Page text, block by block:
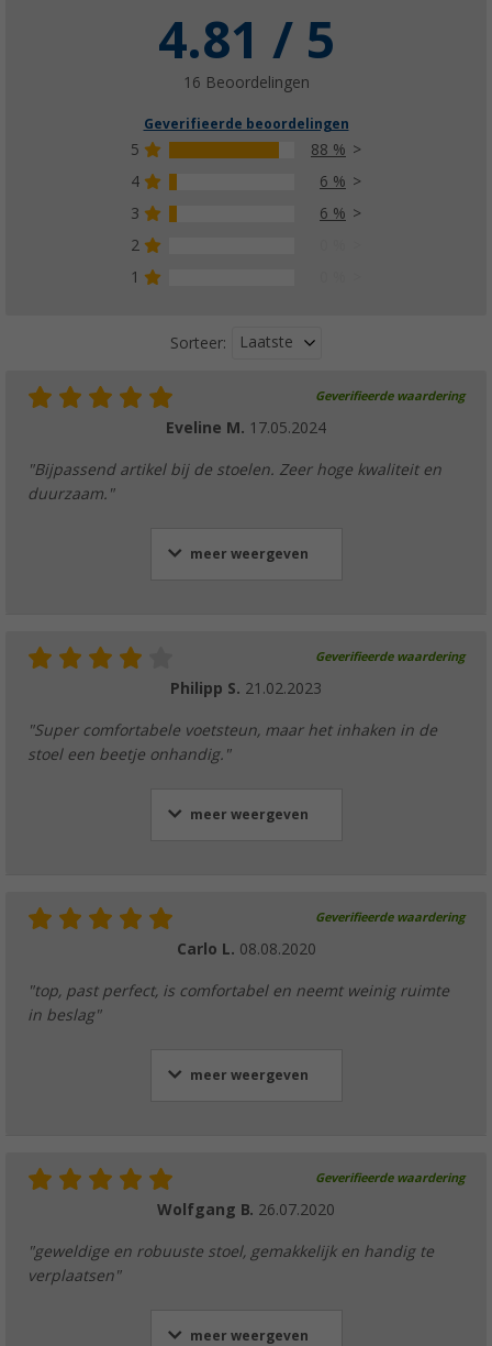
4.81 / 5
16 Beoordelingen
Geverifieerde beoordelingen
5
88 %
4
6 %
3
6 %
2
1
Sorteer: Laatste
Geverifieerde waardering
Eveline M. 17.05.2024
"Bijpassend artikel bij de stoelen. Zeer hoge kwaliteit en
duurzaam."
meer weergeven
Geverifieerde waardering
Philipp S. 21.02.2023
"Super comfortabele voetsteun, maar het inhaken in de
stoel een beetje onhandig."
meer weergeven
Geverifieerde waardering
Carlo L. 08.08.2020
"top, past perfect, is comfortabel en neemt weinig ruimte
in beslag"
meer weergeven
Geverifieerde waardering
Wolfgang B. 26.07.2020
"geweldige en robuuste stoel, gemakkelijk en handig te
verplaatsen"
meer weergeven